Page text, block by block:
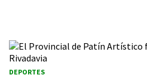
DEPORTES